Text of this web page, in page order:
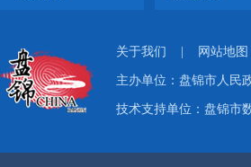
关于我们 | 网站地图
主办单位：盘锦市人
技术支持单位：盘锦市